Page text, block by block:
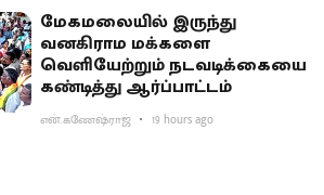
மேகமலையில் இருந்து
வனகிராம மக்களை
வெளியேற்றும் நடவடிக்கையை
கண்டித்து ஆர்ப்பாட்டம்
என்.கணேஷ்ராஜ் 19 hours ago